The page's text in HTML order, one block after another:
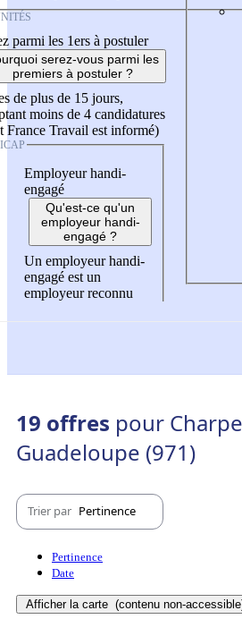
parmi les 1ers à postuler
serez-vous parmi les
premiers à postuler ?
de plus de 15 jours,
moins de 4 candidatures
France Travail est informé)
Employeur handi-
engagé
Qu'est-ce qu'un
employeur handi-
engagé ?
Un employeur handi-
engagé est un
employeur reconnu
19 offres pour
Guadeloupe (971)
Trier par Pertinence
Pertinence
Date
Afficher la carte (contenu non-